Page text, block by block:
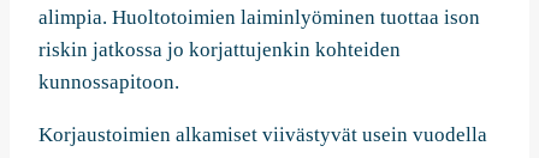
alimpia. Huoltotoimien laiminlyöminen tuottaa ison
riskin jatkossa jo korjattujenkin kohteiden
kunnossapitoon.
Korjaustoimien alkamiset viivästyvät usein vuodella